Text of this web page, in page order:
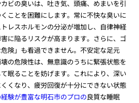
ビの臭いは、吐き気、頭痛、めまいを引
ことを困難にします。常に不快な臭いに
レスホルモンの分泌が増加し、自律神経
に陥るリスクが高まります。さらに、ゴ
険」も看過できません。不安定な足元
の危険性は、無意識のうちに緊張状態を
眠ることを妨げます。これにより、深い
くなり、疲労回復が十分にできない状態
験が豊富な明石市のプロの良質な睡眠